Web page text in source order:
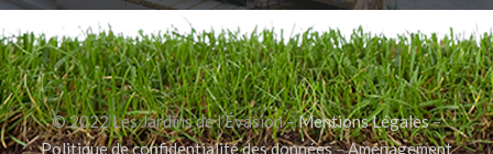
© 2022 Les Jardins de l’Évasion –Mentions Légales–
Politique de confidentialité des données–Aménagement